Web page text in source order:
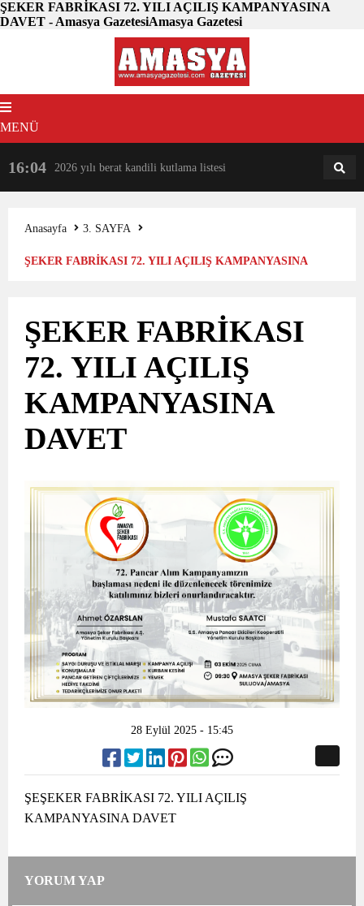
ŞEKER FABRİKASI 72. YILI AÇILIŞ KAMPANYASINA
DAVET - Amasya GazetesiAmasya Gazetesi
MENÜ
16:04 2026 yılı berat kandili kutlama listesi 18:31
Anasayfa
3. SAYFA
ŞEKER FABRİKASI 72. YILI AÇILIŞ KAMPANYASINA
ŞEKER FABRİKASI
72. YILI AÇILIŞ
KAMPANYASINA
DAVET
28 Eylül 2025 - 15:45
ŞEŞEKER FABRİKASI 72. YILI AÇILIŞ
KAMPANYASINA DAVET
YORUM YAP